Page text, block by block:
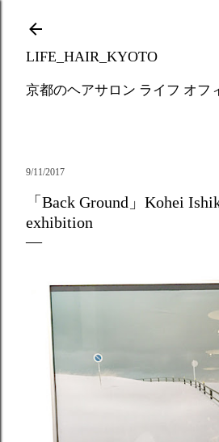
LIFE_HAIR_KYOTO
京都のヘアサロン ライフ オフ
9/11/2017
「Back Ground」Kohei
exhibition